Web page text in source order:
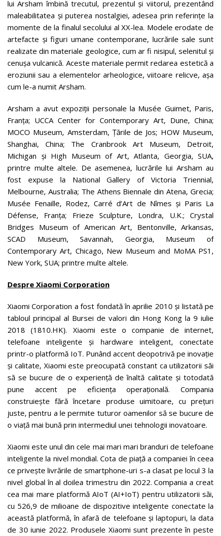
lui Arsham îmbină trecutul, prezentul și viitorul, prezentând
maleabilitatea și puterea nostalgiei, adesea prin referințe la
momente de la finalul secolului al XX-lea. Modele erodate de
artefacte și figuri umane contemporane, lucrările sale sunt
realizate din materiale geologice, cum ar fi nisipul, selenitul și
cenușa vulcanică. Aceste materiale permit redarea estetică a
eroziunii sau a elementelor arheologice, viitoare relicve, așa
cum le-a numit Arsham.
Arsham a avut expoziții personale la Musée Guimet, Paris,
Franța; UCCA Center for Contemporary Art, Dune, China;
MOCO Museum, Amsterdam, Țările de Jos; HOW Museum,
Shanghai, China; The Cranbrook Art Museum, Detroit,
Michigan și High Museum of Art, Atlanta, Georgia, SUA,
printre multe altele. De asemenea, lucrările lui Arsham au
fost expuse la National Gallery of Victoria Triennial,
Melbourne, Australia; The Athens Biennale din Atena, Grecia;
Musée Fenaille, Rodez, Carré d’Art de Nîmes și Paris La
Défense, Franța; Frieze Sculpture, Londra, U.K.; Crystal
Bridges Museum of American Art, Bentonville, Arkansas,
SCAD Museum, Savannah, Georgia, Museum of
Contemporary Art, Chicago, New Museum and MoMA PS1,
New York, SUA; printre multe altele.
Despre Xiaomi Corporation
Xiaomi Corporation a fost fondată în aprilie 2010 și listată pe
tabloul principal al Bursei de valori din Hong Kong la 9 iulie
2018 (1810.HK). Xiaomi este o companie de internet,
telefoane inteligente și hardware inteligent, conectate
printr-o platformă IoT. Punând accent deopotrivă pe inovație
și calitate, Xiaomi este preocupată constant ca utilizatorii săi
să se bucure de o experiență de înaltă calitate și totodată
pune accent pe eficiența operațională. Compania
construiește fără încetare produse uimitoare, cu prețuri
juste, pentru a le permite tuturor oamenilor să se bucure de
o viață mai bună prin intermediul unei tehnologii inovatoare.
Xiaomi este unul din cele mai mari mari branduri de telefoane
inteligente la nivel mondial. Cota de piață a companiei în ceea
ce privește livrările de smartphone-uri s-a clasat pe locul 3 la
nivel global în al doilea trimestru din 2022. Compania a creat
cea mai mare platformă AIoT (AI+IoT) pentru utilizatorii săi,
cu 526,9 de milioane de dispozitive inteligente conectate la
această platformă, în afară de telefoane și laptopuri, la data
de 30 iunie 2022. Produsele Xiaomi sunt prezente în peste